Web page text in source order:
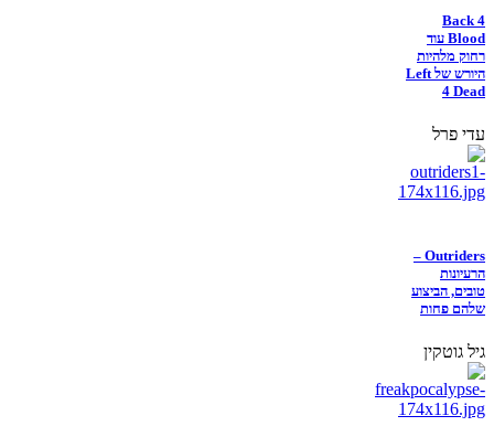
Back 4
Blood עוד
רחוק מלהיות
היורש של Left
4 Dead
עדי פרל
Outriders –
הרעיונות
טובים, הביצוע
שלהם פחות
גיל גוטקין